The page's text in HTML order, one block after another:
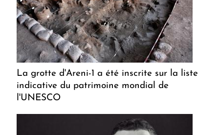
La grotte d'Areni-1 a été inscrite sur la liste
indicative du patrimoine mondial de
l'UNESCO